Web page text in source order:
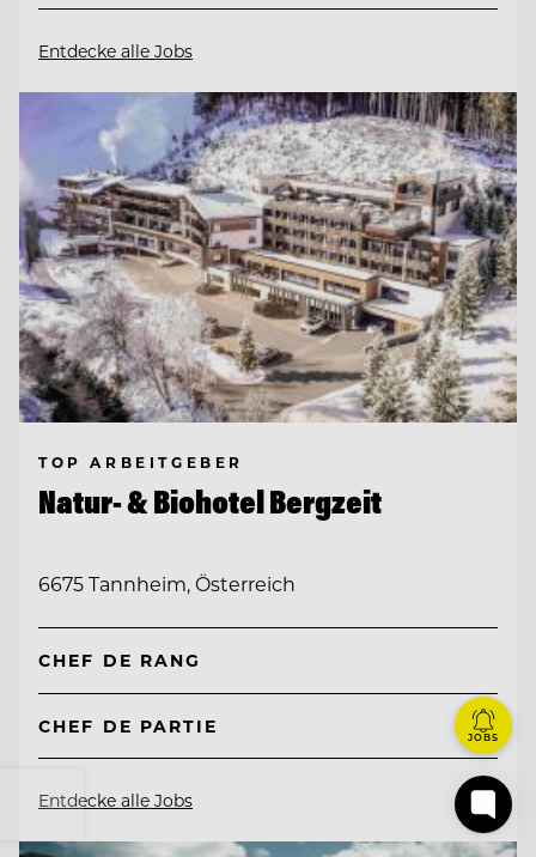
Entdecke alle Jobs
TOP ARBEITGEBER
Natur- & Biohotel Bergzeit
6675 Tannheim, Österreich
CHEF DE RANG
CHEF DE PARTIE
Entdecke alle Jobs
JOBS